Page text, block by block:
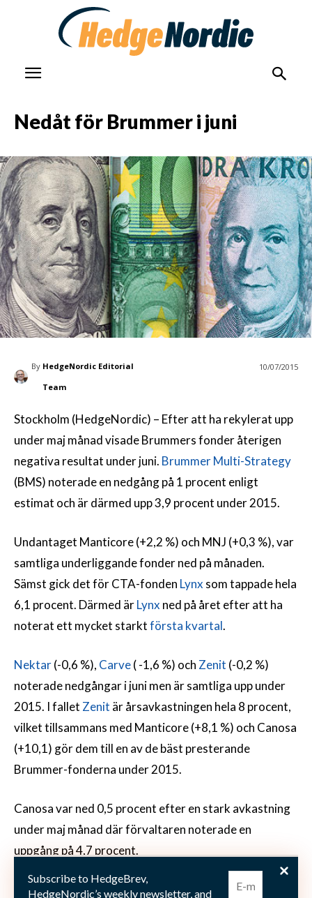
Nedåt för Brummer i juni
By HedgeNordic Editorial
Team
10/07/2015
Stockholm (HedgeNordic) – Efter att ha rekylerat upp
under maj månad visade Brummers fonder återigen
negativa resultat under juni. Brummer Multi-Strategy
(BMS) noterade en nedgång på 1 procent enligt
estimat och är därmed upp 3,9 procent under 2015.
Undantaget Manticore (+2,2 %) och MNJ (+0,3 %), var
samtliga underliggande fonder ned på månaden.
Sämst gick det för CTA-fonden Lynx som tappade hela
6,1 procent. Därmed ärLynx ned på året efter att ha
noterat ett mycket starktförsta kvartal.
Nektar(-0,6 %), Carve( -1,6 %) och Zenit (-0,2 %)
noterade nedgångar i juni men är samtliga upp under
2015. I fallet Zenit är årsavkastningen hela 8 procent,
vilket tillsammans med Manticore (+8,1 %) och Canosa
(+10,1) gör dem till en av de bäst presterande
Brummer-fonderna under 2015.
Canosa var ned 0,5 procent efter en stark avkastning
under maj månad där förvaltaren noterade en
uppgång på 4,7 procent.
Observatory, den Londonbaserade hedgefonden med
Subscribe to HedgeBrev,
HedgeNordic’s weekly newsletter, and